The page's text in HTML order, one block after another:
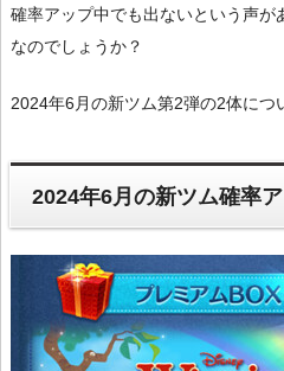
確率アップ中でも出ないという声
なのでしょうか？
2024年6月の新ツム第2弾の2体につ
2024年6月の新ツム確率